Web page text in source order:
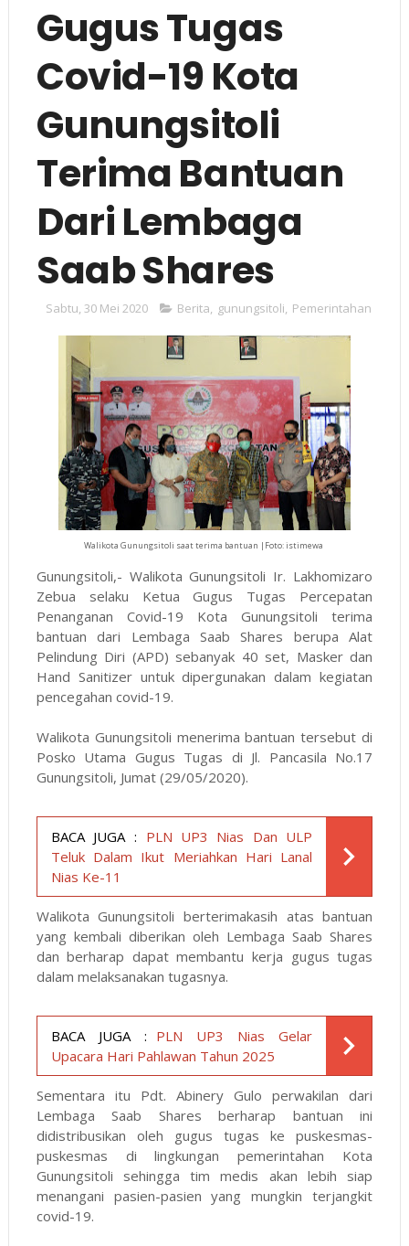
Gugus Tugas
Covid-19 Kota
Gunungsitoli
Terima Bantuan
Dari Lembaga
Saab Shares
Sabtu, 30 Mei 2020 Berita, gunungsitoli, Pemerintahan
Walikota Gunungsitoli saat terima bantuan |Foto: istimewa
Gunungsitoli,- Walikota Gunungsitoli Ir. Lakhomizaro
Zebua selaku Ketua Gugus Tugas Percepatan
Penanganan Covid-19 Kota Gunungsitoli terima
bantuan dari Lembaga Saab Shares berupa Alat
Pelindung Diri (APD) sebanyak 40 set, Masker dan
Hand Sanitizer untuk dipergunakan dalam kegiatan
pencegahan covid-19.
Walikota Gunungsitoli menerima bantuan tersebut di
Posko Utama Gugus Tugas di Jl. Pancasila No.17
Gunungsitoli, Jumat (29/05/2020).
BACA JUGA : PLN UP3 Nias Dan ULP
Teluk Dalam Ikut Meriahkan Hari Lanal
Nias Ke-11
Walikota Gunungsitoli berterimakasih atas bantuan
yang kembali diberikan oleh Lembaga Saab Shares
dan berharap dapat membantu kerja gugus tugas
dalam melaksanakan tugasnya.
BACA JUGA : PLN UP3 Nias Gelar
Upacara Hari Pahlawan Tahun 2025
Sementara itu Pdt. Abinery Gulo perwakilan dari
Lembaga Saab Shares berharap bantuan ini
didistribusikan oleh gugus tugas ke puskesmas-
puskesmas di lingkungan pemerintahan Kota
Gunungsitoli sehingga tim medis akan lebih siap
menangani pasien-pasien yang mungkin terjangkit
covid-19.